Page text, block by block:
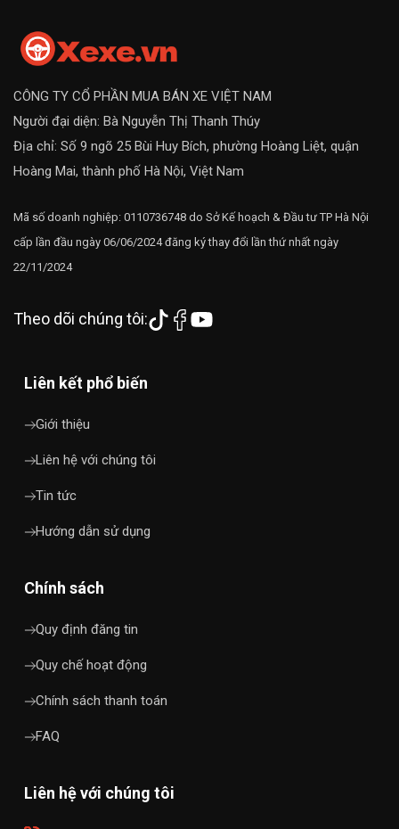
CÔNG TY CỔ PHẦN MUA BÁN XE VIỆT NAM
Người đại diện: Bà Nguyễn Thị Thanh Thúy
Địa chỉ: Số 9 ngõ 25 Bùi Huy Bích, phường Hoàng Liệt, quận
Hoàng Mai, thành phố Hà Nội, Việt Nam
Mã số doanh nghiệp: 0110736748 do Sở Kế hoạch & Đầu tư TP Hà Nội
cấp lần đầu ngày 06/06/2024 đăng ký thay đổi lần thứ nhất ngày
22/11/2024
Theo dõi chúng tôi:
Liên kết phổ biến
Giới thiệu
Liên hệ với chúng tôi
Tin tức
Hướng dẫn sử dụng
Chính sách
Quy định đăng tin
Quy chế hoạt động
Chính sách thanh toán
FAQ
Liên hệ với chúng tôi